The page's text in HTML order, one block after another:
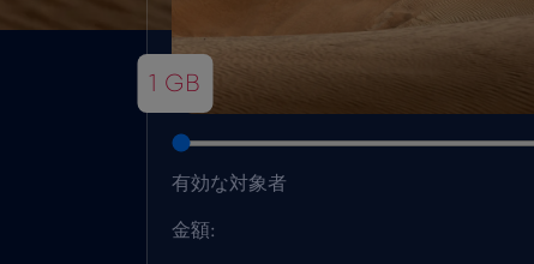
1 GB
有効な対象者
金額: